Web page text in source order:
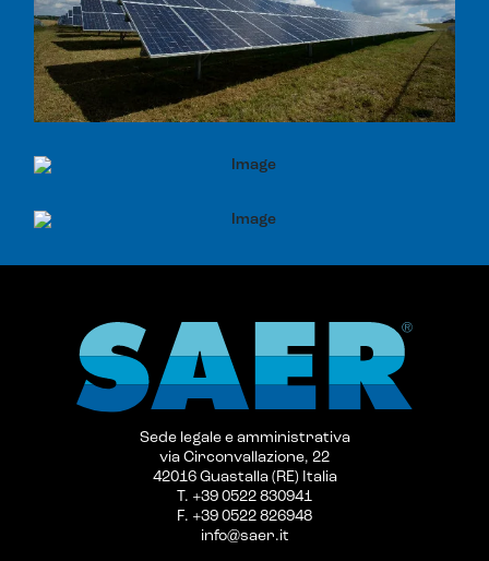
Sede legale e amministrativa
via Circonvallazione, 22
42016 Guastalla (RE) Italia
T. +39 0522 830941
F. +39 0522 826948
info@saer.it